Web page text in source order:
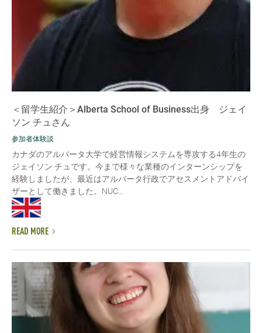
＜留学生紹介＞Alberta School of Business出身 ジェイ
ソン チュさん
参加者体験談
カナダのアルバータ大学で経営情報システムを専攻する4年生の
ジェイソン チュです。今まで様々な業種のインターンシップを
経験しましたが、最近はアルバータ行政でアセスメントアドバイ
ザーとして働きました。NUC...
READ MORE